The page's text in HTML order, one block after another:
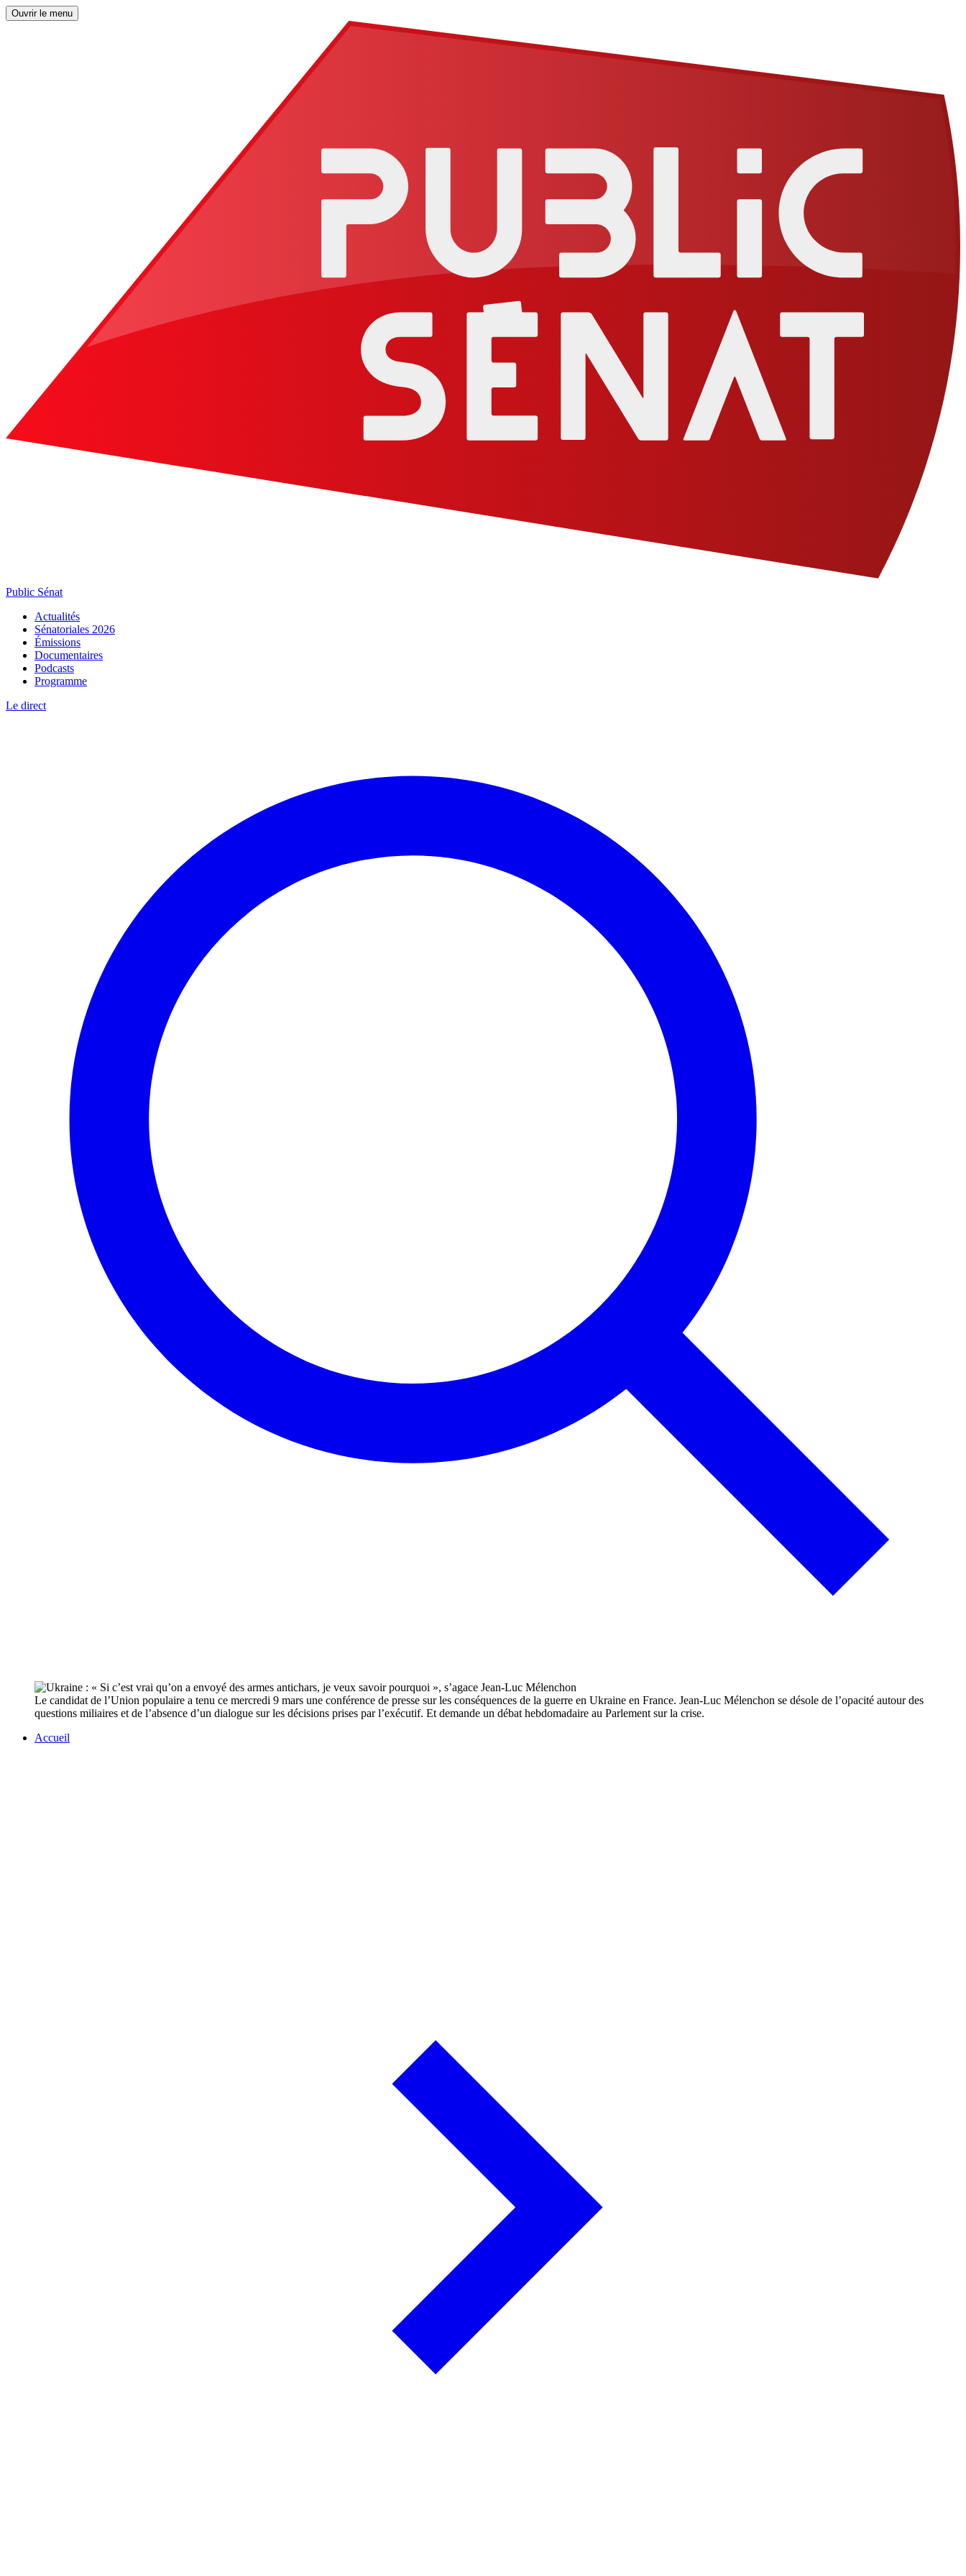
Ouvrir le menu
Public Sénat
Actualités
Sénatoriales 2026
Émissions
Documentaires
Podcasts
Programme
Le direct
Le candidat de l’Union populaire a tenu ce mercredi 9 mars une conférence de presse sur les conséquences de la guerre en Ukraine en France. Jean-Luc Mélenchon se désole de l’opacité autour des
questions miliaires et de l’absence d’un dialogue sur les décisions prises par l’exécutif. Et demande un débat hebdomadaire au Parlement sur la crise.
Accueil